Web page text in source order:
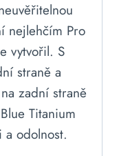
nejlehčím Pro
vytvořil. S
straně a
zadní straně
Titanium
a odolnost.